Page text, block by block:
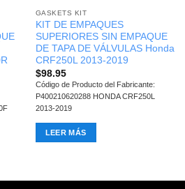
GASKETS KIT
KIT DE EMPAQUES
SUPERIORES SIN EMPAQUE
DE TAPA DE VÁLVULAS Honda
CRF250L 2013-2019
$98.95
Código de Producto del Fabricante:
P400210620288 HONDA CRF250L
2013-2019
LEER MÁS